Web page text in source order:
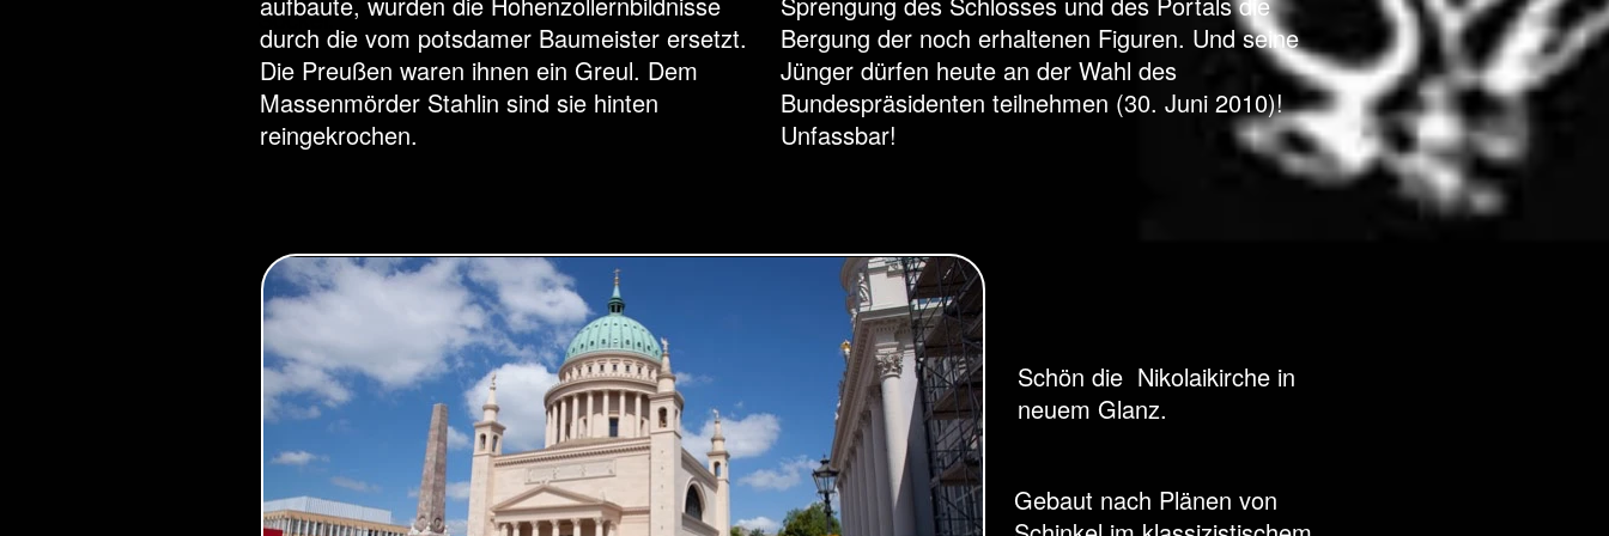
Sockel.
durch die vom potsdamer Baumeister ersetzt.
Die Preußen waren ihnen ein Greul. Dem
Massenmörder Stahlin sind sie hinten
reingekrochen.
Bergung der noch erhaltenen Figuren. Und seine
Jünger dürfen heute an der Wahl des
Bundespräsidenten teilnehmen (30. Juni 2010)!
Unfassbar!
Gebaut nach Plänen von
Schön die Nikolaikirche in
neuem Glanz.